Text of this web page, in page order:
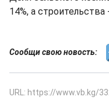
14%, а строительства
Сообщи свою новость:
URL: https://www.vb.kg/